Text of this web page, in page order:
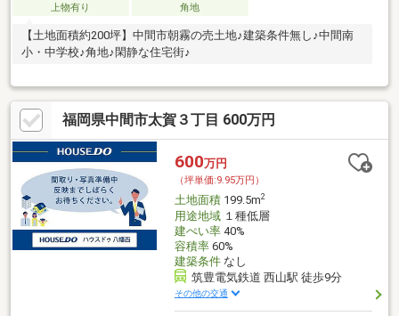
上物有り
角地
【土地面積約200坪】中間市朝霧の売土地♪建築条件無し♪中間南
小・中学校♪角地♪閑静な住宅街♪
福岡県中間市太賀３丁目 600万円
600万円
（坪単価:9.95万円）
土地面積199.5m2
用途地域１種低層
建ぺい率40%
容積率60%
建築条件なし
筑豊電気鉄道 西山駅 徒歩9分
その他の交通